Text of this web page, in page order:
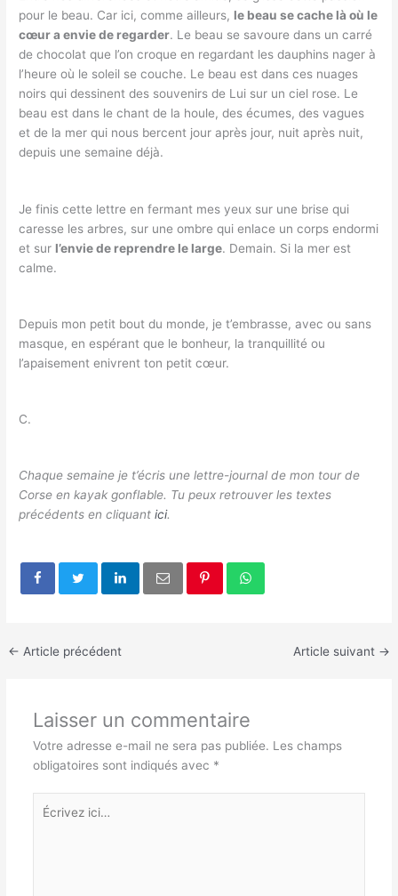
pour le beau. Car ici, comme ailleurs, le beau se cache là où le
cœur a envie de regarder. Le beau se savoure dans un carré
de chocolat que l’on croque en regardant les dauphins nager à
l’heure où le soleil se couche. Le beau est dans ces nuages
noirs qui dessinent des souvenirs de Lui sur un ciel rose. Le
beau est dans le chant de la houle, des écumes, des vagues
et de la mer qui nous bercent jour après jour, nuit après nuit,
depuis une semaine déjà.
Je finis cette lettre en fermant mes yeux sur une brise qui
caresse les arbres, sur une ombre qui enlace un corps endormi
et sur l’envie de reprendre le large. Demain. Si la mer est
calme.
Depuis mon petit bout du monde, je t’embrasse, avec ou sans
masque, en espérant que le bonheur, la tranquillité ou
l’apaisement enivrent ton petit cœur.
C.
Chaque semaine je t’écris une lettre-journal de mon tour de
Corse en kayak gonflable. Tu peux retrouver les textes
précédents en cliquantici.
← Article précédent Article suivant →
Laisser un commentaire
Votre adresse e-mail ne sera pas publiée. Les champs
obligatoires sont indiqués avec *
Écrivez
ici…